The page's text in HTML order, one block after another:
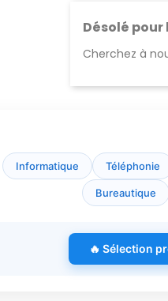
Désolé
Cherchez à
Informatique Téléphonie
Bureautique
🔥 Sélection